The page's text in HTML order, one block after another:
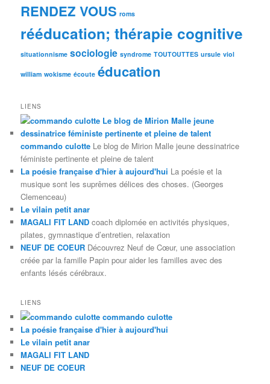
RENDEZ VOUS roms
rééducation; thérapie cognitive
situationnisme sociologie syndrome TOUTOUTTES ursule viol
william wokisme écoute éducation
LIENS
commando culotte Le blog de Mirion Malle jeune dessinatrice
féministe pertinente et pleine de talent
La poésie française d'hier à aujourd'hui La poésie et la
musique sont les suprêmes délices des choses. (Georges
Clemenceau)
Le vilain petit anar
MAGALI FIT LAND coach diplomée en activités physiques,
pilates, gymnastique d’entretien, relaxation
NEUF DE COEUR Découvrez Neuf de Cœur, une association
créée par la famille Papin pour aider les familles avec des
enfants lésés cérébraux.
LIENS
commando culotte
La poésie française d'hier à aujourd'hui
Le vilain petit anar
MAGALI FIT LAND
NEUF DE COEUR